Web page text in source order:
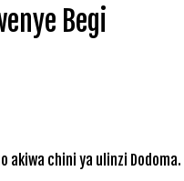
Begi